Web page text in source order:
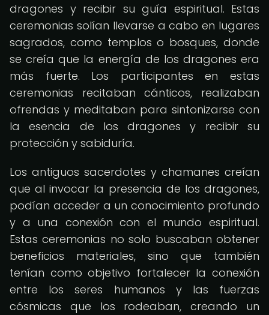
dragones y recibir su guía espiritual. Estas
ceremonias solían llevarse a cabo en lugares
sagrados, como templos o bosques, donde
se creía que la energía de los dragones era
más fuerte. Los participantes en estas
ceremonias recitaban cánticos, realizaban
ofrendas y meditaban para sintonizarse con
la esencia de los dragones y recibir su
protección y sabiduría.
Los antiguos sacerdotes y chamanes creían
que al invocar la presencia de los dragones,
podían acceder a un conocimiento profundo
y a una conexión con el mundo espiritual.
Estas ceremonias no solo buscaban obtener
beneficios materiales, sino que también
tenían como objetivo fortalecer la conexión
entre los seres humanos y las fuerzas
cósmicas que los rodeaban, creando un